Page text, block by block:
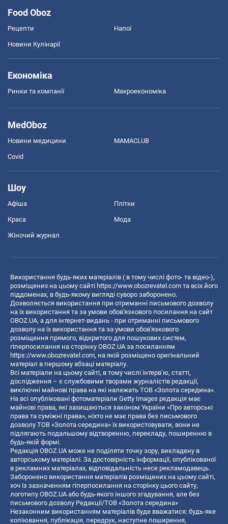
Food Oboz
Рецепти Напої
Новини Кулінарії
Економіка
Ринки та компанії Макроекономіка
MedOboz
Новини медицини MAMACLUB
Covid
Шоу
Афіша Плітки
Краса Мода
Жіночий журнал
Використання будь-яких матеріалів ( в тому числі фото- та відео-),
розміщених на цьому сайті https://www.obozrevatel.com та всіх його
піддоменах, в будь-якому вигляді суворо заборонено.
Дозволяється використання при отриманні письмового дозволу
на їх використання та за умови обов'язкового посилання на сайт
OBOZ.UA, а для інтернет-видань - при отриманні письмового
дозволу на їх використання та за умови обов'язкового
розміщення прямого, відкритого для пошукових систем,
гіперпосилання на сторінку OBOZ.UA за посиланням
https://www.obozrevatel.com, на якій розміщено оригінальний
матеріал в першому абзаці матеріалу.
Всі матеріали на цьому сайті, в тому числі інтерв’ю, статті,
дослідження – є службовими творами журналістів редакції,
виключні майнові права на які належать ТОВ «Золота середина».
На всі опубліковані фотоматеріали Getty Images редакція має
майнові права, які захищаються законом України «Про авторські
права та суміжні права», ніхто не має права без письмового
дозволу ТОВ «Золота середина» їх використовувати, вони не
підлягають подальшому відтворенню, перекладу, поширенню в
будь-якій формі.
Редакція OBOZ.UA може не поділяти точку зору, викладену в
авторському матеріалі. За достовірність інформації, опублікованої
в рекламних матеріалах, відповідальність несе рекламодавець.
Заборонено використання матеріалів розміщених на цьому сайті,
хоч із зазначенням гіперпосилання на сторінку цього сайту,
логотипу OBOZ.UA або будь-якого іншого згадування, але без
письмового дозволу Редакції/ТОВ «Золота середина»
Незаконним використанням матеріалів буде вважатися: будь-яке
копiювання, публiкацiя, передрук, наступне поширення,